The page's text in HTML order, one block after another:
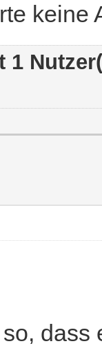
keine
1